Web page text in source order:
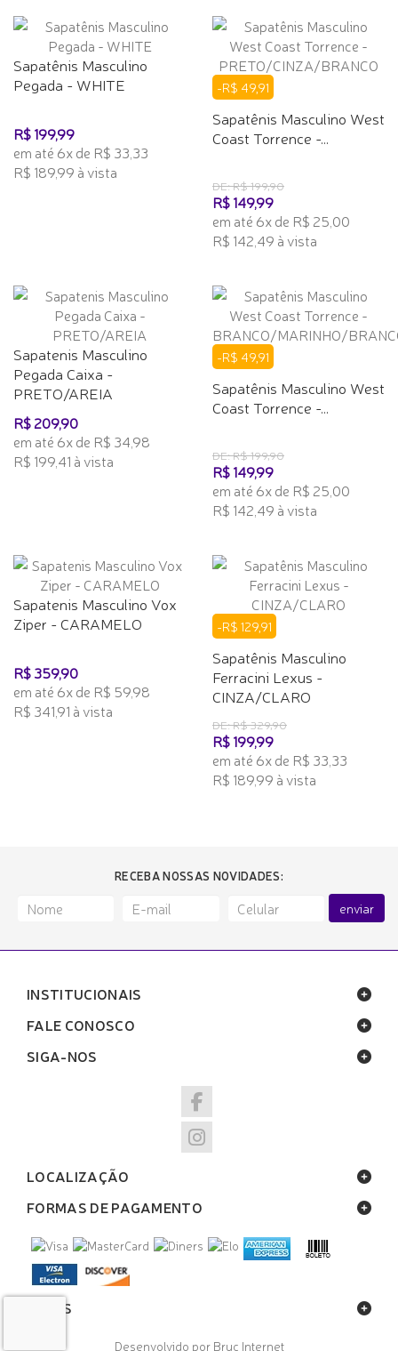
Sapatênis Masculino
Pegada - WHITE
R$ 199,99
em até 6x de R$ 33,33
R$ 189,99 à vista
-R$ 49,91
Sapatênis Masculino West
Coast Torrence -...
DE: R$ 199,90
R$ 149,99
em até 6x de R$ 25,00
R$ 142,49 à vista
Sapatenis Masculino
Pegada Caixa -
PRETO/AREIA
R$ 209,90
em até 6x de R$ 34,98
R$ 199,41 à vista
-R$ 49,91
Sapatênis Masculino West
Coast Torrence -...
DE: R$ 199,90
R$ 149,99
em até 6x de R$ 25,00
R$ 142,49 à vista
Sapatenis Masculino Vox
Ziper - CARAMELO
R$ 359,90
em até 6x de R$ 59,98
R$ 341,91 à vista
-R$ 129,91
Sapatênis Masculino
Ferracini Lexus -
CINZA/CLARO
DE: R$ 329,90
R$ 199,99
em até 6x de R$ 33,33
R$ 189,99 à vista
RECEBA NOSSAS NOVIDADES:
enviar
INSTITUCIONAIS
FALE CONOSCO
SIGA-NOS
LOCALIZAÇÃO
FORMAS DE PAGAMENTO
SELOS
Desenvolvido por Bruc Internet